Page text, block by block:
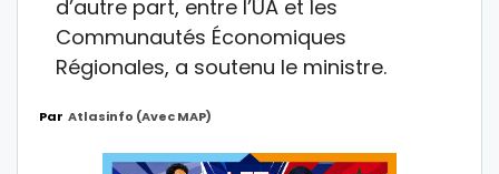
d’autre part, entre l’UA et les
Communautés Économiques
Régionales, a soutenu le ministre.
Par Atlasinfo (avec MAP)